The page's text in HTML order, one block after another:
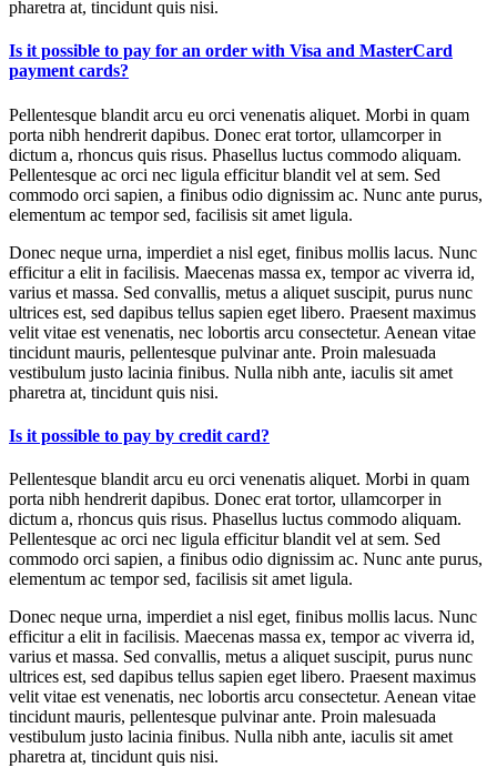
pharetra at, tincidunt quis nisi.
Is it possible to pay for an order with Visa and MasterCard
payment cards?
Pellentesque blandit arcu eu orci venenatis aliquet. Morbi in quam
porta nibh hendrerit dapibus. Donec erat tortor, ullamcorper in
dictum a, rhoncus quis risus. Phasellus luctus commodo aliquam.
Pellentesque ac orci nec ligula efficitur blandit vel at sem. Sed
commodo orci sapien, a finibus odio dignissim ac. Nunc ante purus,
elementum ac tempor sed, facilisis sit amet ligula.
Donec neque urna, imperdiet a nisl eget, finibus mollis lacus. Nunc
efficitur a elit in facilisis. Maecenas massa ex, tempor ac viverra id,
varius et massa. Sed convallis, metus a aliquet suscipit, purus nunc
ultrices est, sed dapibus tellus sapien eget libero. Praesent maximus
velit vitae est venenatis, nec lobortis arcu consectetur. Aenean vitae
tincidunt mauris, pellentesque pulvinar ante. Proin malesuada
vestibulum justo lacinia finibus. Nulla nibh ante, iaculis sit amet
pharetra at, tincidunt quis nisi.
Is it possible to pay by credit card?
Pellentesque blandit arcu eu orci venenatis aliquet. Morbi in quam
porta nibh hendrerit dapibus. Donec erat tortor, ullamcorper in
dictum a, rhoncus quis risus. Phasellus luctus commodo aliquam.
Pellentesque ac orci nec ligula efficitur blandit vel at sem. Sed
commodo orci sapien, a finibus odio dignissim ac. Nunc ante purus,
elementum ac tempor sed, facilisis sit amet ligula.
Donec neque urna, imperdiet a nisl eget, finibus mollis lacus. Nunc
efficitur a elit in facilisis. Maecenas massa ex, tempor ac viverra id,
varius et massa. Sed convallis, metus a aliquet suscipit, purus nunc
ultrices est, sed dapibus tellus sapien eget libero. Praesent maximus
velit vitae est venenatis, nec lobortis arcu consectetur. Aenean vitae
tincidunt mauris, pellentesque pulvinar ante. Proin malesuada
vestibulum justo lacinia finibus. Nulla nibh ante, iaculis sit amet
pharetra at, tincidunt quis nisi.